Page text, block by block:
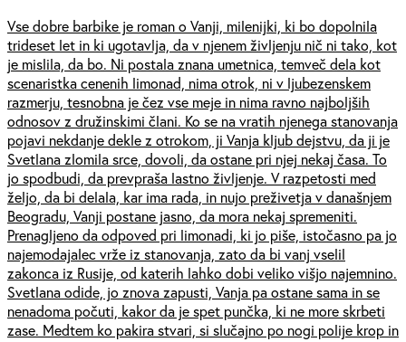
Vse dobre barbike je roman o Vanji, milenijki, ki bo dopolnila
trideset let in ki ugotavlja, da v njenem življenju nič ni tako, kot
je mislila, da bo. Ni postala znana umetnica, temveč dela kot
scenaristka cenenih limonad, nima otrok, ni v ljubezenskem
razmerju, tesnobna je čez vse meje in nima ravno najboljših
odnosov z družinskimi člani. Ko se na vratih njenega stanovanja
pojavi nekdanje dekle z otrokom, ji Vanja kljub dejstvu, da ji je
Svetlana zlomila srce, dovoli, da ostane pri njej nekaj časa. To
jo spodbudi, da prevpraša lastno življenje. V razpetosti med
željo, da bi delala, kar ima rada, in nujo preživetja v današnjem
Beogradu, Vanji postane jasno, da mora nekaj spremeniti.
Prenagljeno da odpoved pri limonadi, ki jo piše, istočasno pa jo
najemodajalec vrže iz stanovanja, zato da bi vanj vselil
zakonca iz Rusije, od katerih lahko dobi veliko višjo najemnino.
Svetlana odide, jo znova zapusti, Vanja pa ostane sama in se
nenadoma počuti, kakor da je spet punčka, ki ne more skrbeti
zase. Medtem ko pakira stvari, si slučajno po nogi polije krop in